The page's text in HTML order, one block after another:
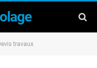
travaux